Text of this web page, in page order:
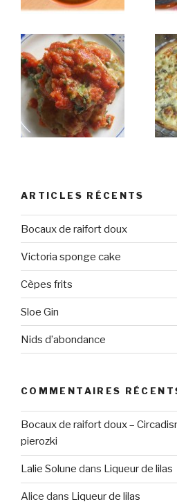
ARTICLES RÉCENTS
Bocaux de raifort doux
Victoria sponge cake
Cèpes frits
Sloe Gin
Nids d’abondance
COMMENTAIRES
Bocaux de raifort doux –
pierozki
Lalie Solune dans Liqueur de lilas
Alice dans Liqueur de lilas